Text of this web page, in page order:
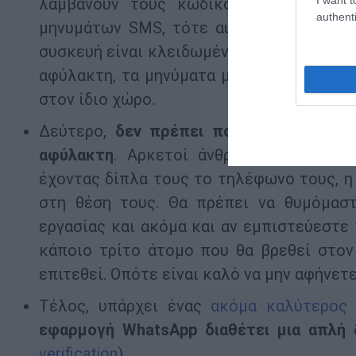
λαμβάνουν τους κωδικούς μέσω
μηνυμάτων SMS, τότε αυτοί οι
συσκευή είναι κλειδωμένη. Σε μια
αφύλακτη, τα μηνύματα μπορούν να
στον ίδιο χώρο.
Δεύτερο, δεν πρέπει ποτέ να αφήνετε
αφύλακτη. Αρκετοί άνθρωποί
έχοντας δίπλα τους το τηλέφωνο τους,
στη θέση τους. Θα πρέπει να
εργασίας και ακόμα και αν
κάποιο τρίτο άτομο που θα βρεθεί
επιτεθεί. Οπότε είναι καλό να μην
Τέλος, υπάρχει ένας ακόμα καλύτερος
εφαρμογή WhatsApp διαθέτει μια